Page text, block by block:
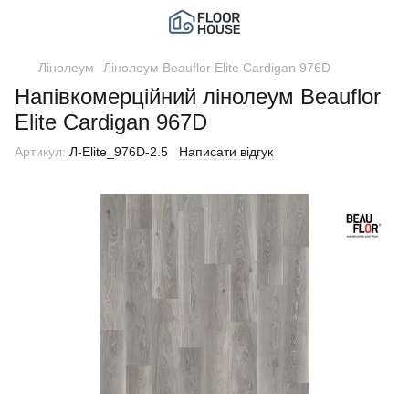
Лінолеум Лінолеум Beauflor Elite Cardigan 976D
Напівкомерційний лінолеум Beauflor
Elite Cardigan 967D
Артикул: Л-Elite_976D-2.5 Написати відгук